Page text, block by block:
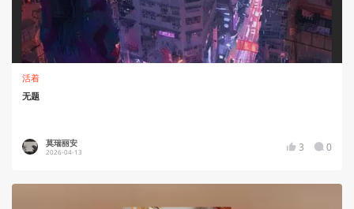
活着
无题
莫瑞丽安
2026-04-13 3 0